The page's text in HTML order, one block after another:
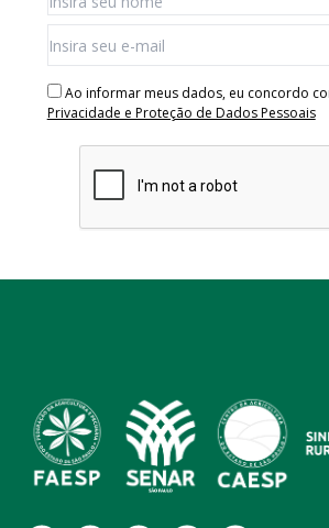
Ao informar meus dados, eu concordo
Privacidade e Proteção de Dados Pessoais